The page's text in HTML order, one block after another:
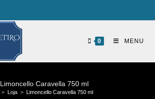
0 MENU
Limoncello Caravella 750 ml
> Loja > Limoncello Caravella 750 ml